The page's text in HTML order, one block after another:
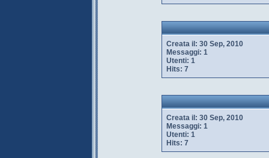
Creata il: 30 Sep, 2010
Messaggi: 1
Utenti: 1
Hits: 7
Creata il: 30 Sep, 2010
Messaggi: 1
Utenti: 1
Hits: 7